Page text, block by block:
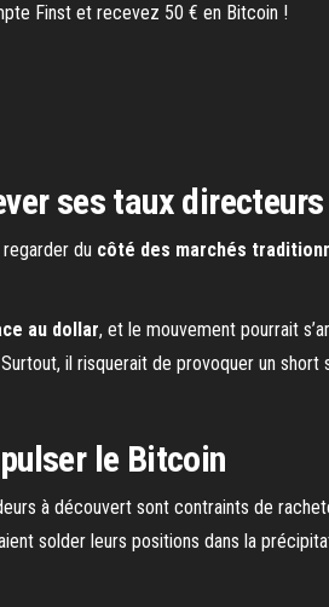
Finst et recevez 50 € en Bitcoin !
ses taux directeurs
du côté des marchés
au dollar, et le mouvement pourrait
il risquerait de provoquer un
le Bitcoin
à découvert sont contraints de
solder leurs positions dans la